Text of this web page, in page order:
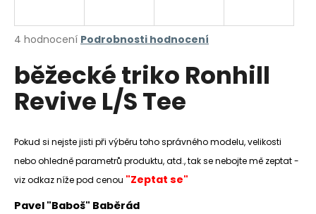
Průměrné
produktu
je
4,5
4 hodnocení Podrobnosti hodnocení
běžecké triko Ronhill
Revive L/S Tee
Pokud si nejste jisti při výběru toho správného modelu, velikosti
nebo ohledně parametrů produktu, atd., tak se nebojte mě zeptat -
viz odkaz níže pod cenou "Zeptat se"
Pavel "Baboš" Baběrád
j
t
?
HLEDAT